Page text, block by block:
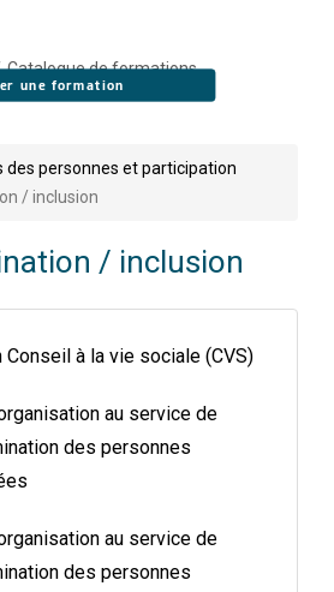
Catalogue de formations
une formation
des personnes et participation
/ inclusion
/ inclusion
Conseil à la vie sociale (CVS)
au service de
des personnes
au service de
des personnes